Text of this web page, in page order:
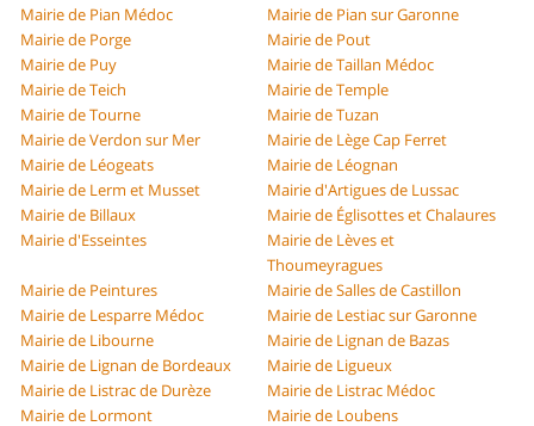
Mairie de Pian Médoc
Mairie de Pian sur Garonne
Mairie de Porge
Mairie de Pout
Mairie de Puy
Mairie de Taillan Médoc
Mairie de Teich
Mairie de Temple
Mairie de Tourne
Mairie de Tuzan
Mairie de Verdon sur Mer
Mairie de Lège Cap Ferret
Mairie de Léogeats
Mairie de Léognan
Mairie de Lerm et Musset
Mairie d'Artigues de Lussac
Mairie de Billaux
Mairie de Églisottes et Chalaures
Mairie d'Esseintes
Mairie de Lèves et
Thoumeyragues
Mairie de Peintures
Mairie de Salles de Castillon
Mairie de Lesparre Médoc
Mairie de Lestiac sur Garonne
Mairie de Libourne
Mairie de Lignan de Bazas
Mairie de Lignan de Bordeaux
Mairie de Ligueux
Mairie de Listrac de Durèze
Mairie de Listrac Médoc
Mairie de Lormont
Mairie de Loubens